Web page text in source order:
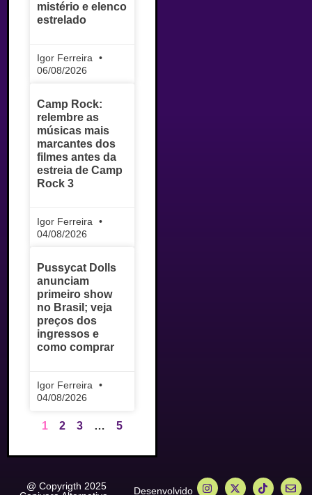
mistério e elenco
estrelado
Igor Ferreira
06/08/2026
Camp Rock:
relembre as
músicas mais
marcantes dos
filmes antes da
estreia de Camp
Rock 3
Igor Ferreira
04/08/2026
Pussycat Dolls
anunciam
primeiro show
no Brasil; veja
preços dos
ingressos e
como comprar
Igor Ferreira
04/08/2026
1 2 3 … 5
@ Copyrigth 2025
Desenvolvido